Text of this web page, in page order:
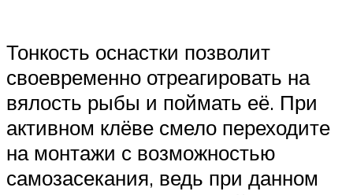
Тонкость оснастки позволит
своевременно отреагировать на
вялость рыбы и поймать её. При
активном клёве смело переходите
на монтажи с возможностью
самозасекания, ведь при данном